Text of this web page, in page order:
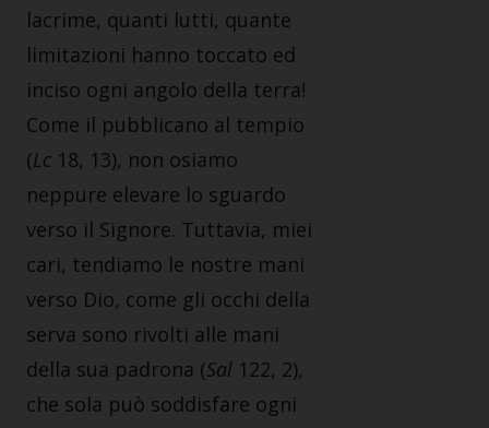
lacrime, quanti lutti, quante
limitazioni hanno toccato ed
inciso ogni angolo della terra!
Come il pubblicano al tempio
(Lc 18, 13), non osiamo
neppure elevare lo sguardo
verso il Signore. Tuttavia, miei
cari, tendiamo le nostre mani
verso Dio, come gli occhi della
serva sono rivolti alle mani
della sua padrona (Sal 122, 2),
che sola può soddisfare ogni